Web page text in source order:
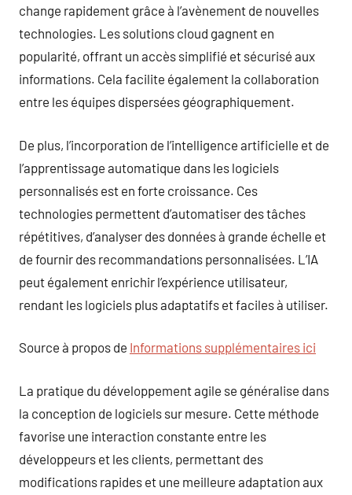
change rapidement grâce à l’avènement de nouvelles
technologies. Les solutions cloud gagnent en
popularité, offrant un accès simplifié et sécurisé aux
informations. Cela facilite également la collaboration
entre les équipes dispersées géographiquement.
De plus, l’incorporation de l’intelligence artificielle et de
l’apprentissage automatique dans les logiciels
personnalisés est en forte croissance. Ces
technologies permettent d’automatiser des tâches
répétitives, d’analyser des données à grande échelle et
de fournir des recommandations personnalisées. L’IA
peut également enrichir l’expérience utilisateur,
rendant les logiciels plus adaptatifs et faciles à utiliser.
Source à propos de Informations supplémentaires ici
La pratique du développement agile se généralise dans
la conception de logiciels sur mesure. Cette méthode
favorise une interaction constante entre les
développeurs et les clients, permettant des
modifications rapides et une meilleure adaptation aux